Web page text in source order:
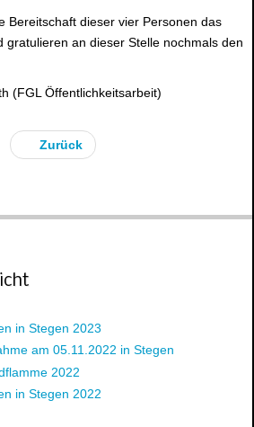
Bereitschaft dieser vier Personen das
gratulieren an dieser Stelle nochmals den
(FGL Öffentlichkeitsarbeit)
Zurück
in Stegen 2023
am 05.11.2022 in Stegen
2022
in Stegen 2022